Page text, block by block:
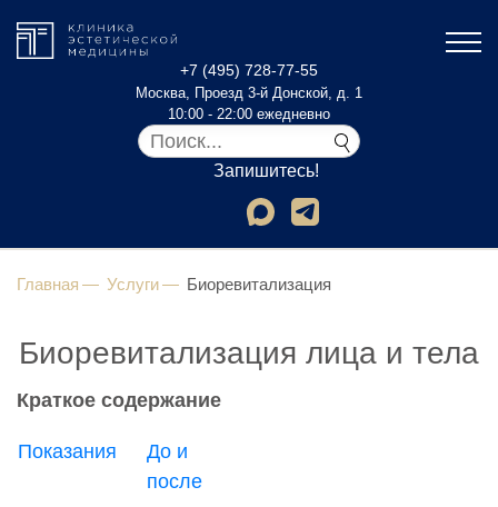
+7 (495) 728-77-55
Москва, Проезд 3-й Донской, д. 1
10:00 - 22:00 ежедневно
Запишитесь!
Главная Услуги Биоревитализация
Биоревитализация лица и тела
Краткое содержание
Показания
До и
после